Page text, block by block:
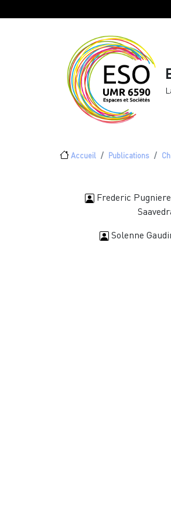
Fil d'Ariane
Accueil Publications
Frederic
Solenne